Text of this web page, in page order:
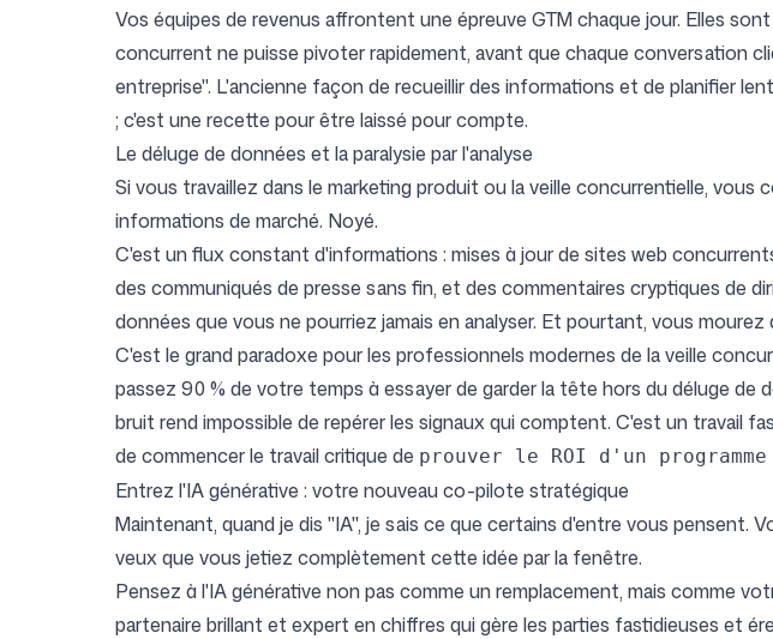
Connexion S'inscrire
Vos équipes de revenus affrontent une épreuve GTM chaque jour. Elles
concurrent ne puisse pivoter rapidement, avant que chaque conversation
entreprise". L'ancienne façon de recueillir des informations et de planifier
; c'est une recette pour être laissé pour compte.
Le déluge de données et la paralysie par l'analyse
Si vous travaillez dans le marketing produit ou la veille concurrentielle,
informations de marché. Noyé.
C'est un flux constant d'informations : mises à jour de sites web
des communiqués de presse sans fin, et des commentaires cryptiques de
données que vous ne pourriez jamais en analyser. Et pourtant, vous
C'est le grand paradoxe pour les professionnels modernes de la veille
passez 90 % de votre temps à essayer de garder la tête hors du déluge de
bruit rend impossible de repérer les signaux qui comptent. C'est un travail
de commencer le travail critique de prouver le ROI d'un
Entrez l'IA générative : votre nouveau co-pilote stratégique
Maintenant, quand je dis "IA", je sais ce que certains d'entre vous
veux que vous jetiez complètement cette idée par la fenêtre.
Pensez à l'IA générative non pas comme un remplacement, mais comme
partenaire brillant et expert en chiffres qui gère les parties fastidieuses et